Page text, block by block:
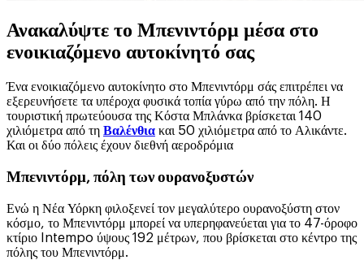
Ανακαλύψτε το Μπενιντόρμ μέσα στο
ενοικιαζόμενο αυτοκίνητό σας
Ένα ενοικιαζόμενο αυτοκίνητο στο Μπενιντόρμ σάς επιτρέπει να
εξερευνήσετε τα υπέροχα φυσικά τοπία γύρω από την πόλη. Η
τουριστική πρωτεύουσα της Κόστα Μπλάνκα βρίσκεται 140
χιλιόμετρα από τη Βαλένθια και 50 χιλιόμετρα από το Αλικάντε.
Και οι δύο πόλεις έχουν διεθνή αεροδρόμια
Μπενιντόρμ, πόλη των ουρανοξυστών
Ενώ η Νέα Υόρκη φιλοξενεί τον μεγαλύτερο ουρανοξύστη στον
κόσμο, το Μπενιντόρμ μπορεί να υπερηφανεύεται για το 47-όροφο
κτίριο Intempo ύψους 192 μέτρων, που βρίσκεται στο κέντρο της
πόλης του Μπενιντόρμ.